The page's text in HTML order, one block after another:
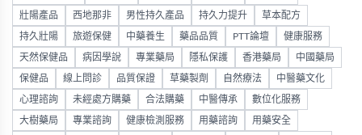
壯陽產品 西地那非 男性持久產品 持久力提升 草本配方
持久壯陽 旅遊保健 中藥養生 藥品品質 PTT論壇 健康服務
天然保健品 病因學說 專業藥局 隱私保護 香港藥局 中國藥局
保健品 線上問診 品質保證 草藥製劑 自然療法 中醫藥文化
心理諮詢 未經處方購藥 合法購藥 中醫傳承 數位化服務
大樹藥局 專業諮詢 健康檢測服務 用藥諮詢 用藥安全